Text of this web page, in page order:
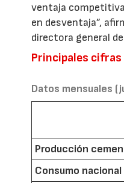
ventaja
en desventaja”,
directora general
Principales
Datos mensuales
Producción
Consumo